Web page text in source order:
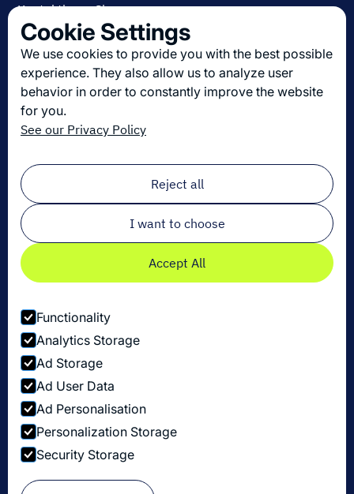
Kontaktieren Sie uns
Über uns
Arbeiten bei Dexory
Die neuesten Innovationen in der Logistik
Melden Sie sich zu unserem Newsletter an!
Email*
Datenschutzbestimmungen
Cookie-Einstellungen
Cookie Settings
We use cookies to provide you with the best possible
experience. They also allow us to analyze user
behavior in order to constantly improve the website
for you.
See our Privacy Policy
Reject all
I want to choose
Accept All
Functionality
Analytics Storage
Ad Storage
Ad User Data
Ad Personalisation
Personalization Storage
Security Storage